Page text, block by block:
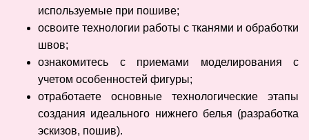
используемые при пошиве;
освоите технологии работы с тканями и обработки
швов;
ознакомитесь с приемами моделирования с
учетом особенностей фигуры;
отработаете основные технологические этапы
создания идеального нижнего белья (разработка
эскизов, пошив).